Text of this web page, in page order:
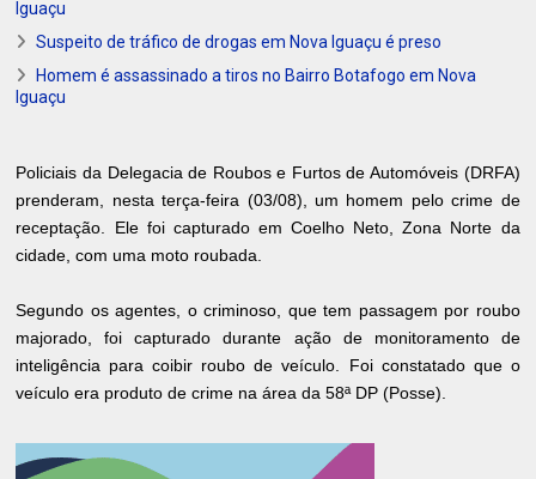
Iguaçu
Suspeito de tráfico de drogas em Nova Iguaçu é preso
Homem é assassinado a tiros no Bairro Botafogo em Nova
Iguaçu
Policiais da Delegacia de Roubos e Furtos de Automóveis (DRFA)
prenderam, nesta terça-feira (03/08), um homem pelo crime de
receptação. Ele foi capturado em Coelho Neto, Zona Norte da
cidade, com uma moto roubada.
Segundo os agentes, o criminoso, que tem passagem por roubo
majorado, foi capturado durante ação de monitoramento de
inteligência para coibir roubo de veículo. Foi constatado que o
veículo era produto de crime na área da 58ª DP (Posse).